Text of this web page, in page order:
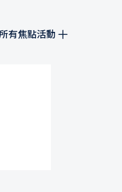
有焦點活動